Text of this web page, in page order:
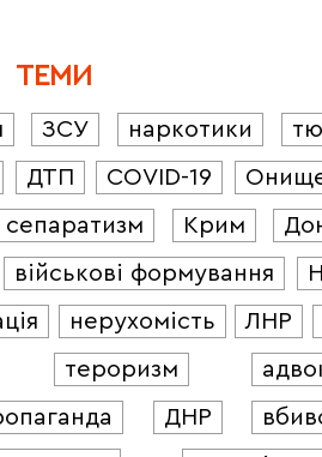
ТЕМИ
ЗСУ наркотики
ДТП COVID-19
сепаратизм Крим
військові формування
нерухомість ЛНР
тероризм
ДНР